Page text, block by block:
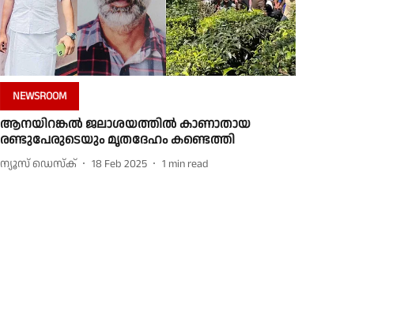
NEWSROOM
ആനയിറങ്കൽ ജലാശയത്തിൽ കാണാതായ
രണ്ടുപേരുടെയും മൃതദേഹം കണ്ടെത്തി
ന്യൂസ് ഡെസ്ക് 18 Feb 2025 1 min read